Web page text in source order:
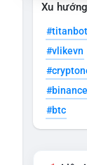
Xu
#titanbot
#vlikevn
#btc